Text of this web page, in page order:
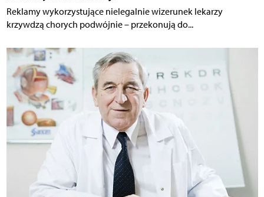
Reklamy wykorzystujące nielegalnie wizerunek lekarzy
krzywdzą chorych podwójnie – przekonują do...